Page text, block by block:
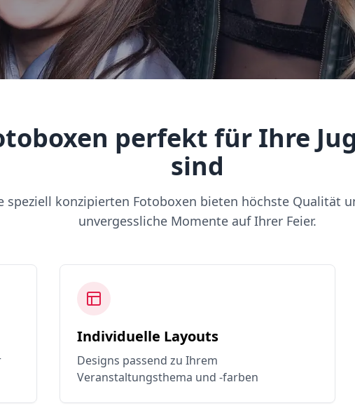
perfekt für Ihre
sind
speziell konzipierten Fotoboxen bieten höchste Qualität
unvergessliche Momente auf Ihrer Feier.
Individuelle Layouts
Designs passend zu Ihrem
Veranstaltungsthema und -farben